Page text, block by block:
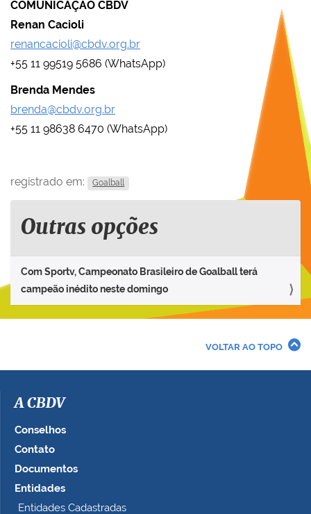
COMUNICAÇÃO CBDV
Renan Cacioli
renancacioli@cbdv.org.br
+55 11 99519 5686 (WhatsApp)
Brenda Mendes
brenda@cbdv.org.br
+55 11 98638 6470 (WhatsApp)
registrado em: Goalball
Outras opções
Com Sportv, Campeonato Brasileiro de Goalball terá
campeão inédito neste domingo
VOLTAR AO TOPO
A CBDV
Conselhos
Contato
Documentos
Entidades
Entidades Cadastradas